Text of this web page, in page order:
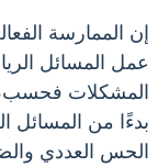
إن الممارسة
عمل المسائل
المشكلات فحسب،
بدءًا من المسائل
الحس العددي